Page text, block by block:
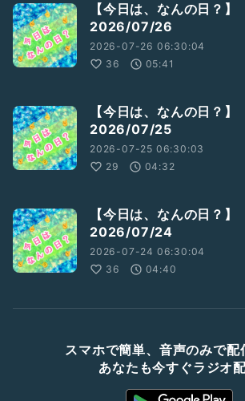
【今日は、なんの日？】
2026/07/26
2026-07-26 06:30:04
36
05:41
【今日は、なんの日？】
2026/07/25
2026-07-25 06:30:03
29
04:32
【今日は、なんの日？】
2026/07/24
2026-07-24 06:30:04
36
04:40
スマホで簡単、音声のみで配
あなたも今すぐラジオ